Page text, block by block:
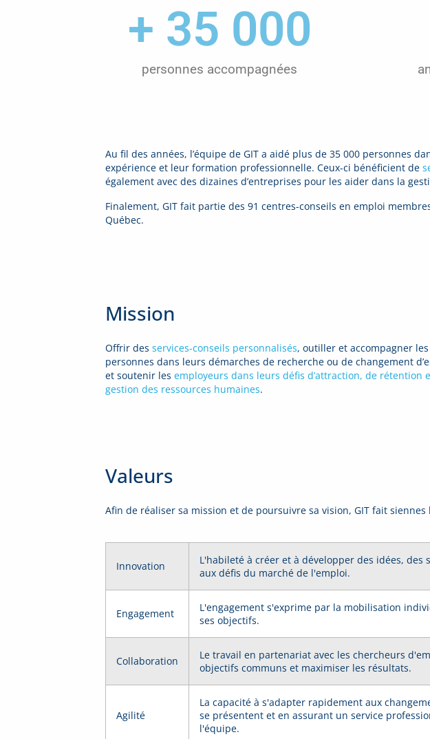
personnes accompagnées
+ 35 000
Au fil des années, l’équipe de GIT a aidé plus de 35 000 personnes
expérience et leur formation professionnelle. Ceux-ci bénéficient de
également avec des dizaines d’entreprises pour les aider dans la
Finalement, GIT fait partie des 91 centres-conseils en emploi
Québec.
Mission
Offrir des services-conseils personnalisés, outiller et accompagner les
personnes dans leurs démarches de recherche ou de changement
et soutenir les employeurs dans leurs défis d’attraction, de rétention
gestion des ressources humaines.
Valeurs
Afin de réaliser sa mission et de poursuivre sa vision, GIT fait siennes
Innovation
L'habileté à créer et à développer des idées,
aux défis du marché de l'emploi.
Engagement
L'engagement s'exprime par la mobilisation
ses objectifs.
Collaboration
Le travail en partenariat avec les chercheurs
objectifs communs et maximiser les résultats.
Agilité
La capacité à s'adapter rapidement aux
se présentent et en assurant un service
l'équipe.